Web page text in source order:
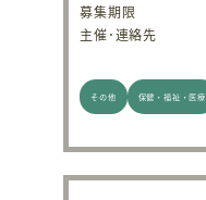
募集期限
主催･連絡先
その他 保健・福祉・医療